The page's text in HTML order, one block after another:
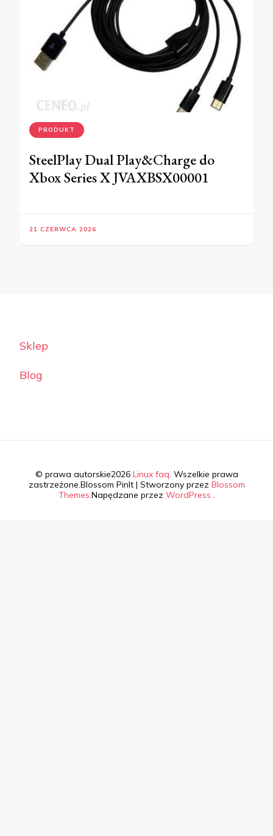
PRODUKT
SteelPlay Dual Play&Charge do
Xbox Series X JVAXBSX00001
21 CZERWCA 2026
Sklep
Blog
© prawa autorskie2026 Linux faq . Wszelkie prawa
zastrzeżone. Blossom PinIt | Stworzony przez Blossom
Themes .Napędzane przez WordPress